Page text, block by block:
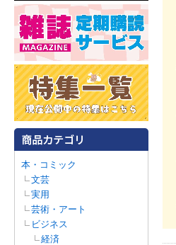
本・コミック
文芸
実用
芸術・アート
ビジネス
経済